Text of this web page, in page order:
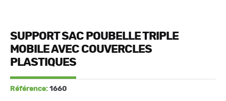
SUPPORT SAC POUBELLE TRIPLE
MOBILE AVEC COUVERCLES
PLASTIQUES
Référence: 1660